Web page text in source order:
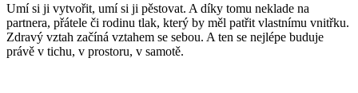
Umí si ji vytvořit, umí si ji pěstovat. A díky tomu neklade na
partnera, přátele či rodinu tlak, který by měl patřit vlastnímu vnitřku.
Zdravý vztah začíná vztahem se sebou. A ten se nejlépe buduje
právě v tichu, v prostoru, v samotě.